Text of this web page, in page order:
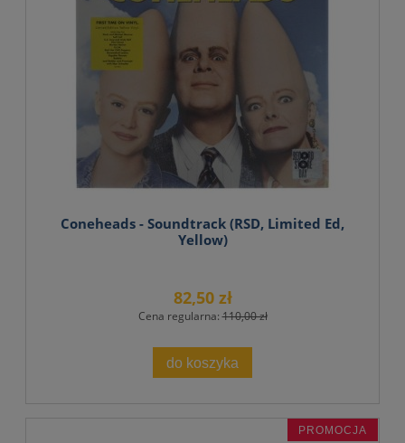
Coneheads - Soundtrack (RSD, Limited Ed,
Yellow)
82,50 zł
Cena regularna:110,00 zł
do koszyka
PROMOCJA